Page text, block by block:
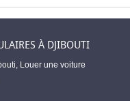
À DJIBOUTI
, Louer une voiture